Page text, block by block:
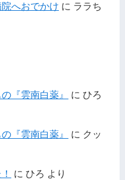
院へおでかけ に ララち
『雲南白薬』 に ひろ
『雲南白薬』 に クッ
に ひろ より